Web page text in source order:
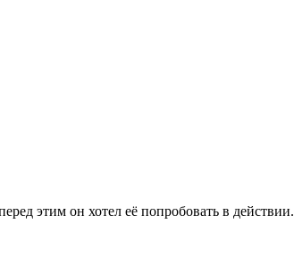
этим он хотел её попробовать в действии.